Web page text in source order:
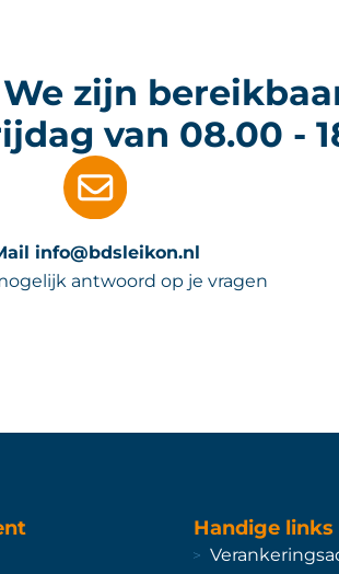
zijn
van 08.00 -
info@bdsleikon.nl
antwoord op je vragen
Handige links